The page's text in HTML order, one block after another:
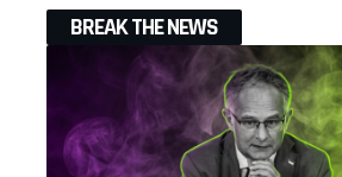
BREAK THE NEWS